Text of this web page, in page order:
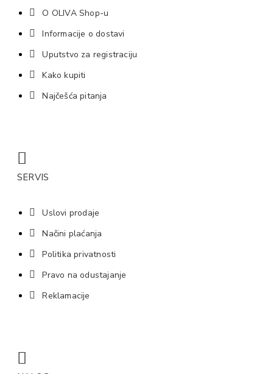
O OLIVA Shop-u
Informacije o dostavi
Uputstvo za registraciju
Kako kupiti
Najčešća pitanja
SERVIS
Uslovi prodaje
Načini plaćanja
Politika privatnosti
Pravo na odustajanje
Reklamacije